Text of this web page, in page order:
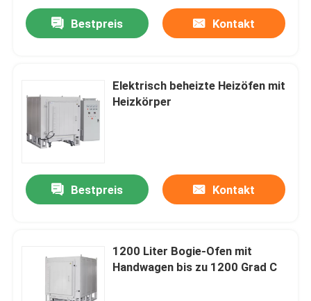
Bestpreis Kontakt
Elektrisch beheizte Heizöfen mit
Heizkörper
Bestpreis Kontakt
1200 Liter Bogie-Ofen mit
Handwagen bis zu 1200 Grad C